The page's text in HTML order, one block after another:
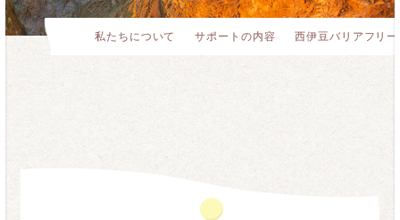
私たちについて サポートの内容 西伊豆バリアフリ